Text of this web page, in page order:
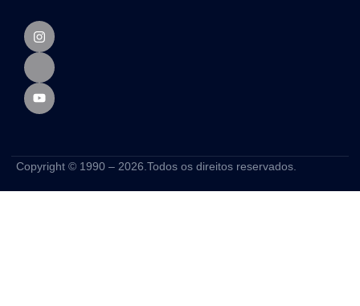
Copyright © 1990 – 2026.Todos os direitos reservados.